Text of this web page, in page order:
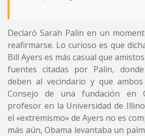
Declaró Sarah Palin en un
reafirmarse. Lo curioso es que
Bill Ayers es más casual que
fuentes citadas por Palin,
deben al vecindario y que
Consejo de una fundación en
profesor en la Universidad de
el «extremismo» de Ayers no es
más aún, Obama levantaba un